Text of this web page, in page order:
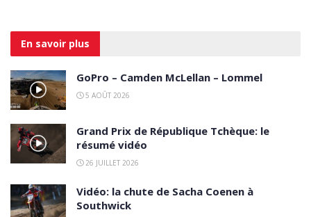
En savoir plus
GoPro – Camden McLellan – Lommel
5 AOÛT 2026
Grand Prix de République Tchèque: le
résumé vidéo
26 JUILLET 2026
Vidéo: la chute de Sacha Coenen à
Southwick